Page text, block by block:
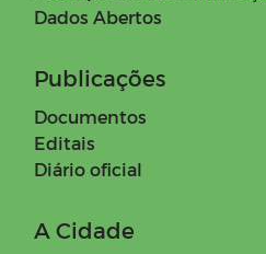
Dados Abertos
Publicações
Documentos
Editais
Diário oficial
A Cidade